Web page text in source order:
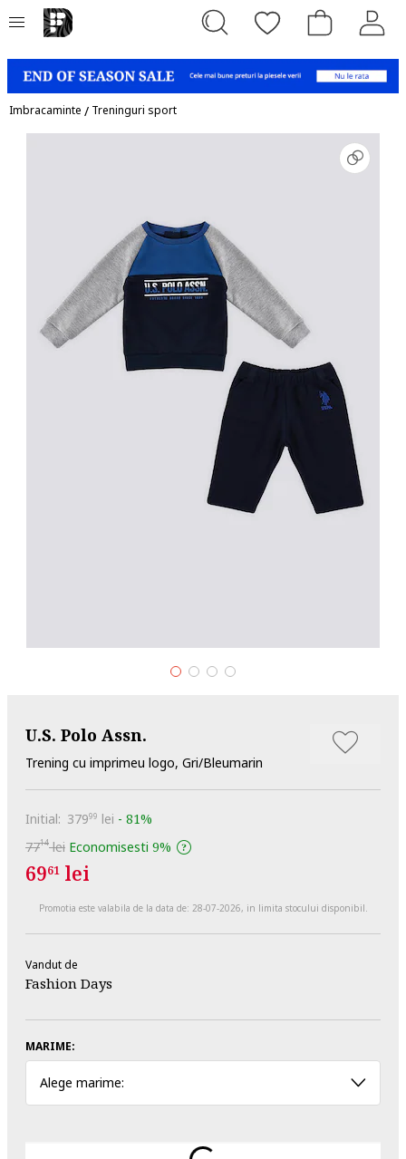
Imbracaminte / Treninguri sport
U.S. Polo Assn.
Trening cu imprimeu logo, Gri/Bleumarin
Initial: 37999 lei - 81%
7714lei Economisesti 9%
6961 lei
Promotia este valabila de la data de: 28-07-2026, in limita stocului disponibil.
Vandut de
Fashion Days
MARIME:
Alege marime: